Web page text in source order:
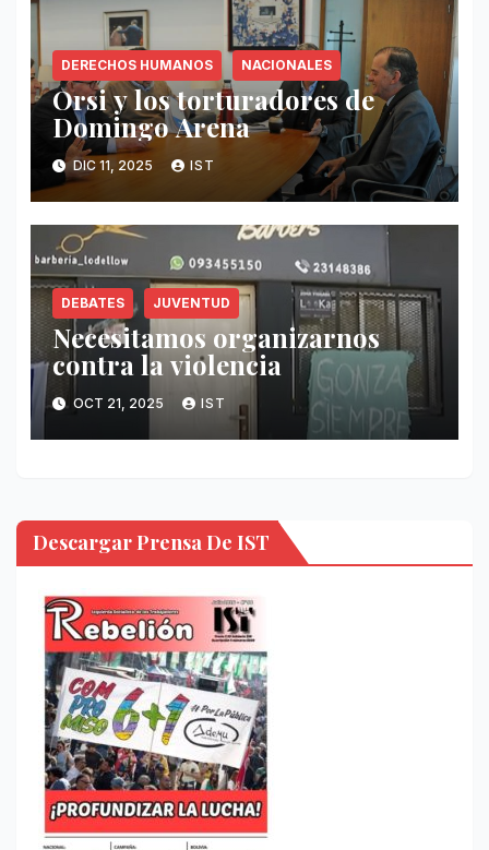
DERECHOS HUMANOS NACIONALES
Orsi y los torturadores de
Domingo Arena
DIC 11, 2025 IST
DEBATES JUVENTUD
Necesitamos organizarnos
contra la violencia
OCT 21, 2025 IST
Descargar Prensa De IST